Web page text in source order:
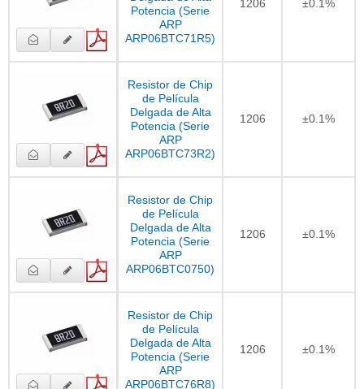
Potencia (Serie
ARP
ARP06BTC71R5)
1206 ±0.1%
Resistor de Chip
de Película
Delgada de Alta
Potencia (Serie
ARP
ARP06BTC73R2)
1206 ±0.1%
Resistor de Chip
de Película
Delgada de Alta
Potencia (Serie
ARP
ARP06BTC0750)
1206 ±0.1%
Resistor de Chip
de Película
Delgada de Alta
Potencia (Serie
ARP
ARP06BTC76R8)
1206 ±0.1%